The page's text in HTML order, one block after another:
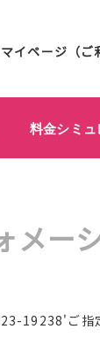
マイページ（ご
料金シミ
メー
ご指定